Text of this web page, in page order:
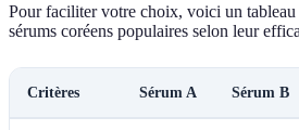
Pour faciliter votre choix, voici un
sérums coréens populaires selon leur
Critères Sérum A Sérum B